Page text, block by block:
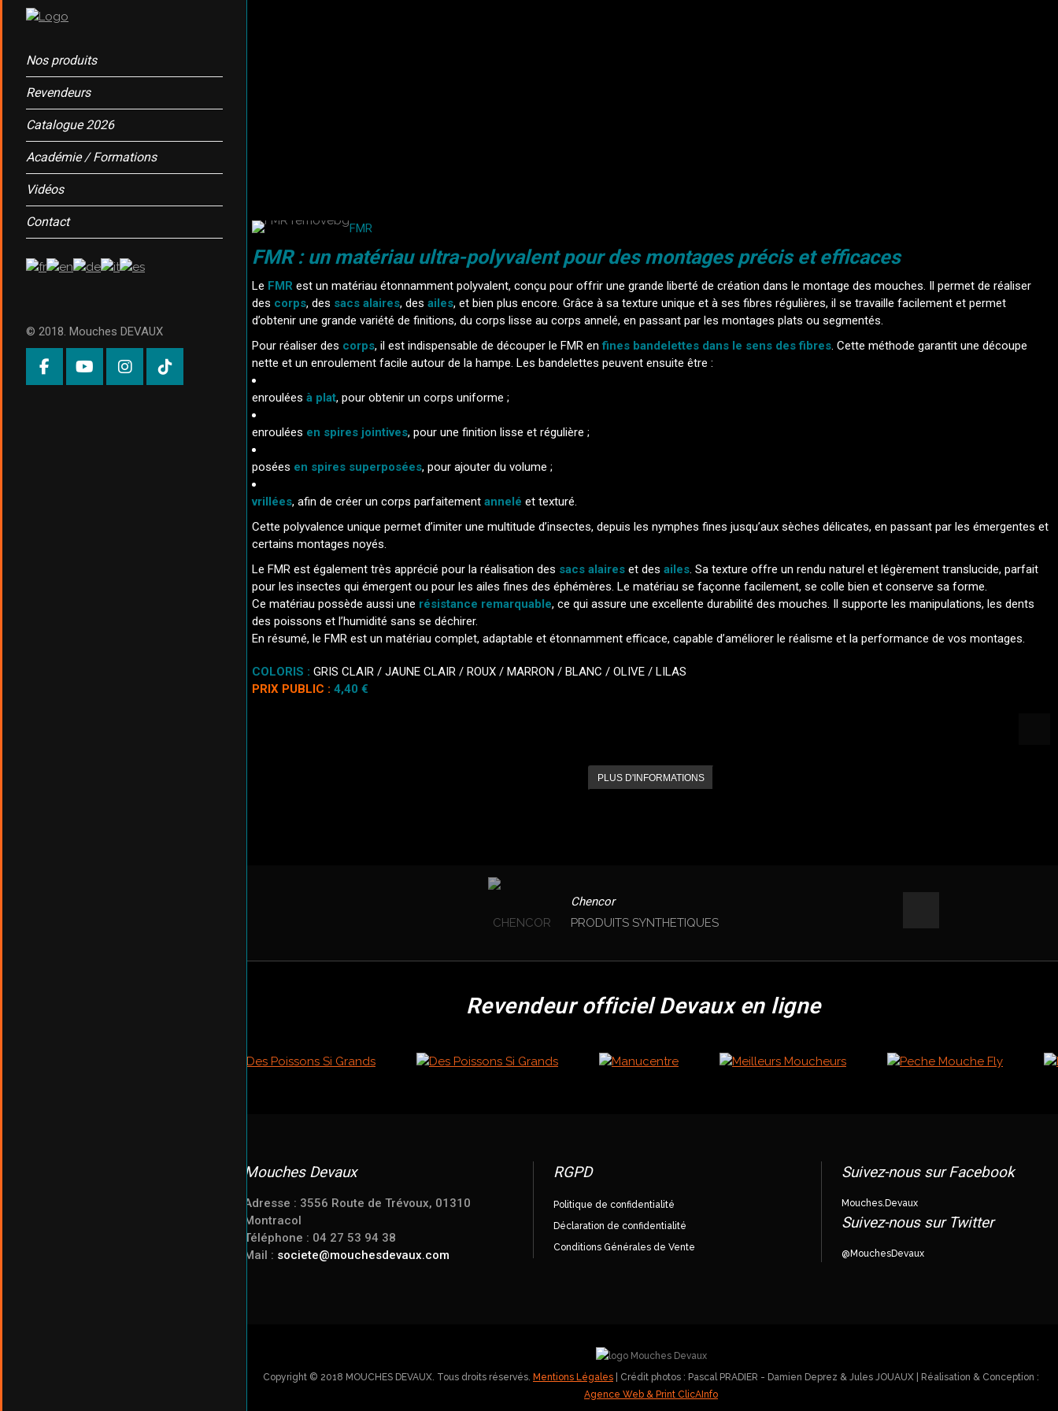
Nos produits
Revendeurs
Catalogue 2026
Académie / Formations
Vidéos
Contact
© 2018. Mouches DEVAUX
FMR
FMR : un matériau ultra-polyvalent pour des montages précis et efficaces
Le FMR est un matériau étonnamment polyvalent, conçu pour offrir une grande liberté de création dans le montage des mouches. Il permet de réaliser
des corps, des sacs alaires, des ailes, et bien plus encore. Grâce à sa texture unique et à ses fibres régulières, il se travaille facilement et permet
d’obtenir une grande variété de finitions, du corps lisse au corps annelé, en passant par les montages plats ou segmentés.
Pour réaliser des corps, il est indispensable de découper le FMR enfines bandelettes dans le sens des fibres. Cette méthode garantit une découpe
nette et un enroulement facile autour de la hampe. Les bandelettes peuvent ensuite être :
enroulées à plat, pour obtenir un corps uniforme ;
enroulées en spires jointives, pour une finition lisse et régulière ;
posées en spires superposées, pour ajouter du volume ;
vrillées, afin de créer un corps parfaitement annelé et texturé.
Cette polyvalence unique permet d’imiter une multitude d’insectes, depuis les nymphes fines jusqu’aux sèches délicates, en passant par les émergentes et
certains montages noyés.
Le FMR est également très apprécié pour la réalisation des sacs alaires et des ailes. Sa texture offre un rendu naturel et légèrement translucide, parfait
pour les insectes qui émergent ou pour les ailes fines des éphémères. Le matériau se façonne facilement, se colle bien et conserve sa forme.
Ce matériau possède aussi une résistance remarquable, ce qui assure une excellente durabilité des mouches. Il supporte les manipulations, les dents
des poissons et l’humidité sans se déchirer.
En résumé, le FMR est un matériau complet, adaptable et étonnamment efficace, capable d’améliorer le réalisme et la performance de vos montages.
COLORIS : GRIS CLAIR / JAUNE CLAIR / ROUX / MARRON / BLANC / OLIVE / LILAS
PRIX PUBLIC : 4,40 €
PLUS D'INFORMATIONS
Chencor
PRODUITS SYNTHETIQUES
Revendeur officiel Devaux en ligne
Mouches Devaux
Adresse : 3556 Route de Trévoux, 01310
Montracol
Téléphone : 04 27 53 94 38
Mail : societe@mouchesdevaux.com
RGPD
Politique de confidentialité
Déclaration de confidentialité
Conditions Générales de Vente
Suivez-nous sur Facebook
Mouches.Devaux
Suivez-nous sur Twitter
@MouchesDevaux
Copyright © 2018 MOUCHES DEVAUX. Tous droits réservés. Mentions Légales | Crédit photos : Pascal PRADIER - Damien Deprez & Jules JOUAUX | Réalisation & Conception :
Agence Web & Print ClicAInfo